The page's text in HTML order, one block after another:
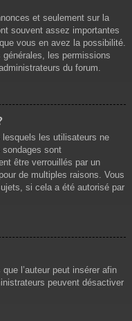
et seulement sur la
souvent assez importantes
vous en avez la possibilité.
les permissions
du forum.
les utilisateurs ne
sondages sont
être verrouillés par un
de multiples raisons. Vous
si cela a été autorisé par
l’auteur peut insérer afin
peuvent désactiver